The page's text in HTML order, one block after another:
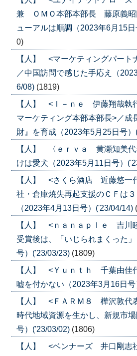
兼 ＯＭＯ本部本部長 藤原義昭
ューアルは順調（2023年6月15
0)
【人】 <マーケティングパー
／中国訪問で感じた手応え（
6/08) (1819)
【人】 <Ｉ－ｎｅ 伊藤翔哉執
マーケティング本部本部長>／成
財』を育成（2023年5月25日号
【人】 〈ｅｒｖａ 黄瀬知美代
けは愛犬（2023年5月11日号）
【人】 <さくら酒店 近藤悠一
社・倉庫焼失再起支援のＣＦは
（2023年4月13日号）('23/04/14)
【人】 <ｎａｎａｐｌｅ 吉川
受賞後は、「いじられまくった
号）('23/03/23) (1809)
【人】 <Ｙｕｎｔｈ 千葉由佳
嘘を付かない（2023年3月16日
【人】 <ＦＡＲＭ８ 樺沢敦代
時代地域資源を生かし、新規市
号）('23/03/02) (1806)
【人】 <ベンナーズ 井口剛志